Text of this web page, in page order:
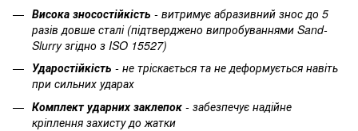
Висока зносостійкість - витримує абразивний знос до 5
разів довше сталі (підтверджено випробуваннями Sand-
Slurry згідно з ISO 15527)
Ударостійкість - не тріскається та не деформується навіть
при сильних ударах
Комплект ударних заклепок - забезпечує надійне
кріплення захисту до жатки